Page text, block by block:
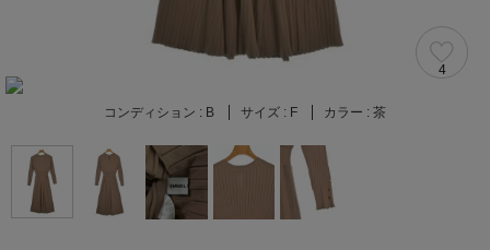
4
コンディション : B サイズ : F カラー : 茶